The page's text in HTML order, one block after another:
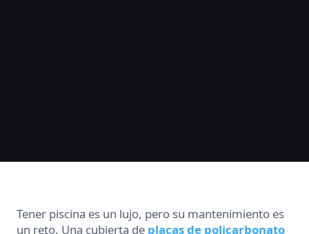
Tener piscina es un lujo, pero su mantenimiento es
un reto. Una cubierta de placas de policarbonato